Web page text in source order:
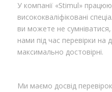
У компанії «Stimul»
висококваліфіковані
ви можете не
нами під час перевірки на
максимально достовірні.
Ми маємо досвід